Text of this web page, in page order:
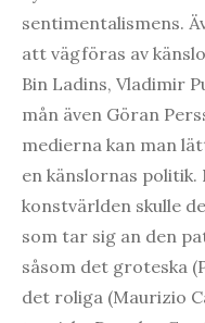
sentimentalismens.
att vägföras av
Bin Ladins, Vladimir
mån även Göran
medierna kan man
en känslornas
konstvärlden skulle
som tar sig an den
såsom det groteska
det roliga (Maurizio